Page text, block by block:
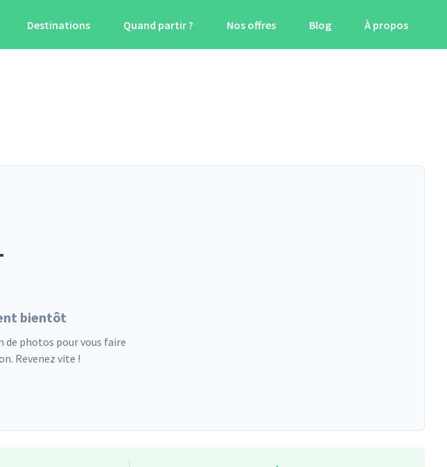
Destinations Quand partir ? Nos offres Blog À propos
bientôt
de photos pour vous faire
Revenez vite !